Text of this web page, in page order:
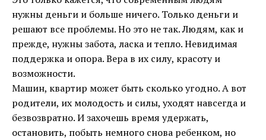
нужны деньги и больше ничего. Только деньги и
решают все проблемы. Но это не так. Людям, как и
прежде, нужны забота, ласка и тепло. Невидимая
поддержка и опора. Вера в их силу, красоту и
возможности.
Машин, квартир может быть сколько угодно. А вот
родители, их молодость и силы, уходят навсегда и
безвозвратно. И захочешь время удержать,
остановить, побыть немного снова ребенком, но